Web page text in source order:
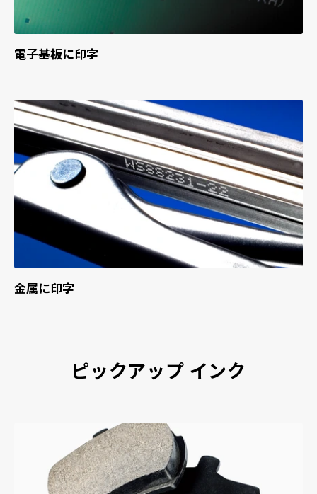
電子基板に印字
金属に印字
ピックアップ インク